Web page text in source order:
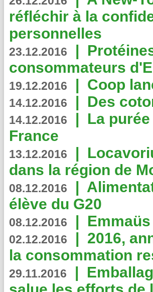
réfléchir à la
personnelles
23.12.2016 |
consommateurs
19.12.2016 | Coop
14.12.2016 | Des
14.12.2016 | La
France
13.12.2016 |
dans la région de
08.12.2016 |
élève du G20
08.12.2016 |
02.12.2016 | 2016,
la consommation
29.11.2016 |